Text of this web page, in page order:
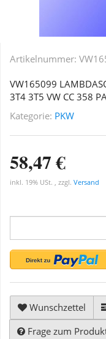
Artikelnummer:
VW165099
3T4 3T5 VW CC 358
Kategorie: PKW
58,47 €
inkl. 19% USt. , zzgl. Versand
Wunschzettel
Frage zum